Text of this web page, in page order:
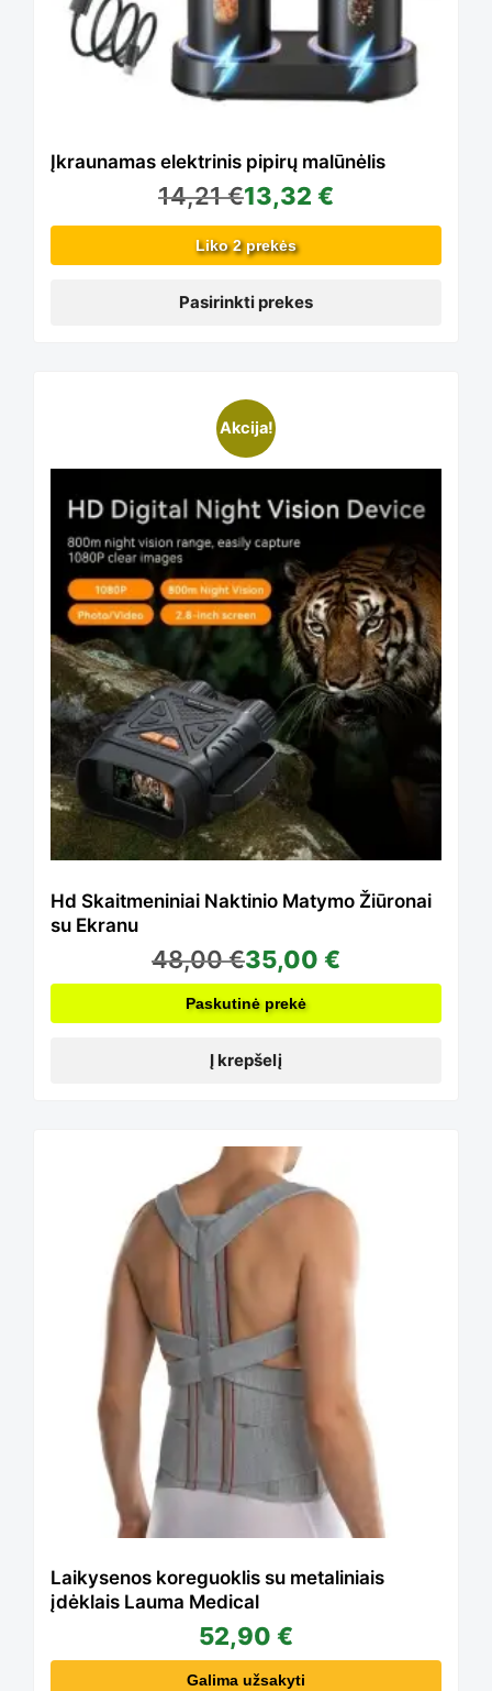
Įkraunamas elektrinis pipirų malūnėlis
14,21€13,32 €
Liko 2 prekės
Pasirinkti prekes
The
options
may
chosen
on
the
product
page
Akcija!
Hd Skaitmeniniai Naktinio Matymo Žiūronai
su Ekranu
48,00€35,00 €
Paskutinė prekė
Į krepšelį
Laikysenos koreguoklis su metaliniais
įdėklais Lauma Medical
52,90 €
Galima užsakyti